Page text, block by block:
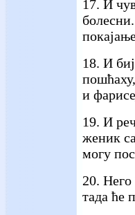
17. И
18. И
и
19. И
женик
могу
20.
тада ће